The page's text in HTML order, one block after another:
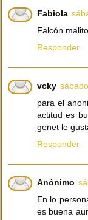
Fabiola
Falcón
Responder
vcky
para el
actitud es
genet le
Responder
Anónimo
En lo
es buena